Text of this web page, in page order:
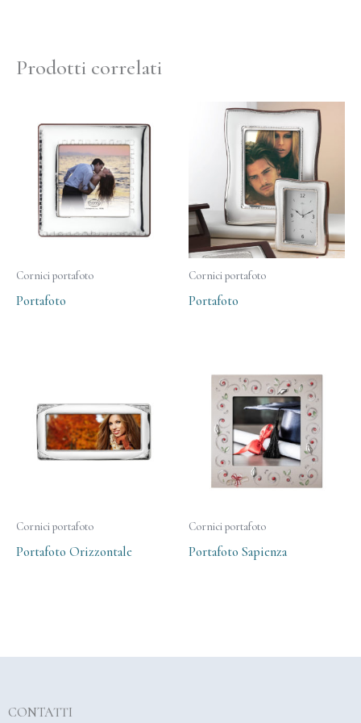
Prodotti correlati
Cornici portafoto
Portafoto
Cornici portafoto
Portafoto
Cornici portafoto
Portafoto Orizzontale
Cornici portafoto
Portafoto Sapienza
CONTATTI